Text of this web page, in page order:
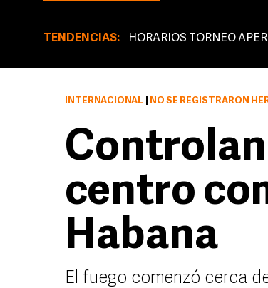
TENDENCIAS: HORARIOS TORNEO
INTERNACIONAL NO SE REGISTRARON
centro
Habana
El fuego comenzó cerca